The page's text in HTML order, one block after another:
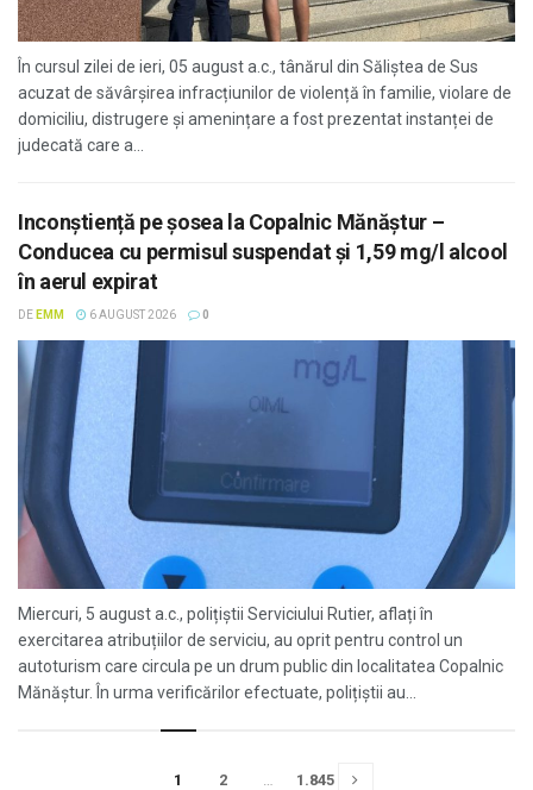
În cursul zilei de ieri, 05 august a.c., tânărul din Săliștea de Sus
acuzat de săvârșirea infracțiunilor de violență în familie, violare de
domiciliu, distrugere și amenințare a fost prezentat instanței de
judecată care a...
Inconștiență pe șosea la Copalnic Mănăștur –
Conducea cu permisul suspendat și 1,59 mg/l alcool
în aerul expirat
DE EMM 6 AUGUST 2026 0
Miercuri, 5 august a.c., polițiștii Serviciului Rutier, aflați în
exercitarea atribuțiilor de serviciu, au oprit pentru control un
autoturism care circula pe un drum public din localitatea Copalnic
Mănăștur. În urma verificărilor efectuate, polițiștii au...
1 2 … 1.845